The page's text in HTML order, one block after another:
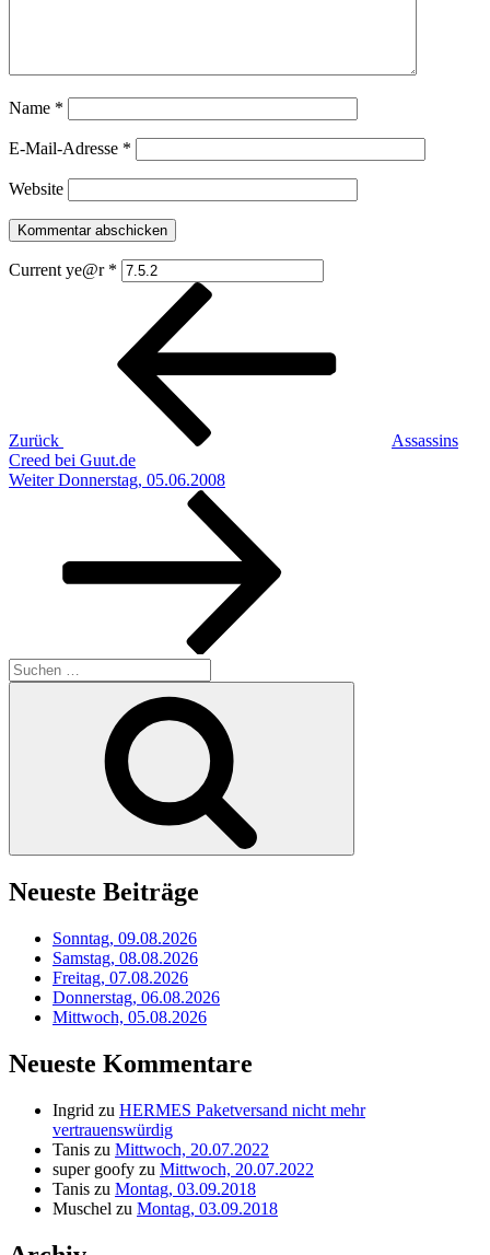
Name *
E-Mail-Adresse *
Website
Current ye@r *
Beitragsnavigation
Zurück
Assassins
Creed bei Guut.de
Nächster
Weiter Donnerstag, 05.06.2008
Suchen
nach:
Neueste Beiträge
Sonntag, 09.08.2026
Samstag, 08.08.2026
Freitag, 07.08.2026
Donnerstag, 06.08.2026
Mittwoch, 05.08.2026
Neueste Kommentare
Ingrid zu HERMES Paketversand nicht mehr
vertrauenswürdig
Tanis zu Mittwoch, 20.07.2022
super goofy zu Mittwoch, 20.07.2022
Tanis zu Montag, 03.09.2018
Muschel zu Montag, 03.09.2018